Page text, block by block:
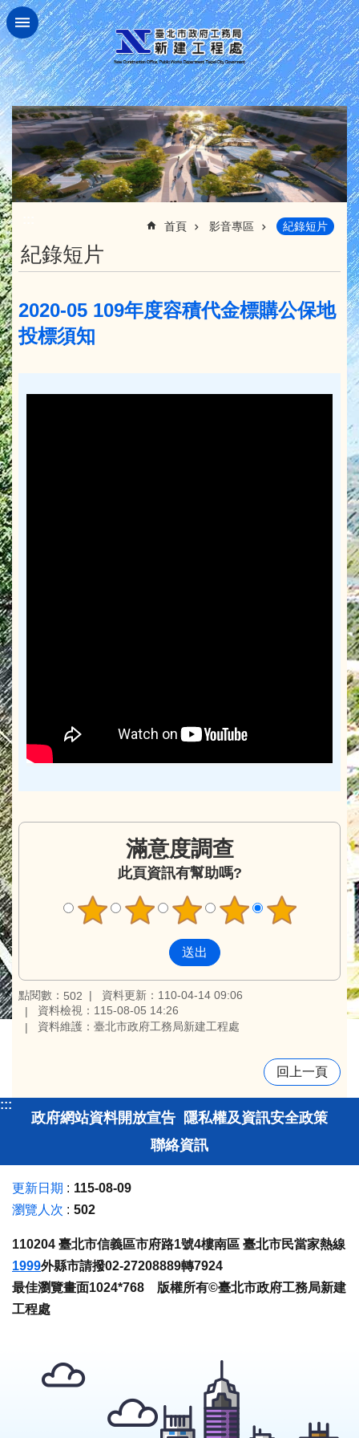
跳到主要內容區塊
首頁 影音專區 紀錄短片
紀錄短片
2020-05 109年度容積代金標購公保地
投標須知
滿意度調查
此頁資訊有幫助嗎?
點閱數： 502
資料更新：110-04-14 09:06
資料檢視：115-08-05 14:26
資料維護：臺北市政府工務局新建工程處
回上一頁
:::
政府網站資料開放宣告 隱私權及資訊安全政策
聯絡資訊
更新日期
115-08-09
瀏覽人次
502
110204 臺北市信義區市府路1號4樓南區 臺北市民當家熱線
1999外縣市請撥02-27208889轉7924
最佳瀏覽畫面1024*768 版權所有©臺北市政府工務局新建
工程處